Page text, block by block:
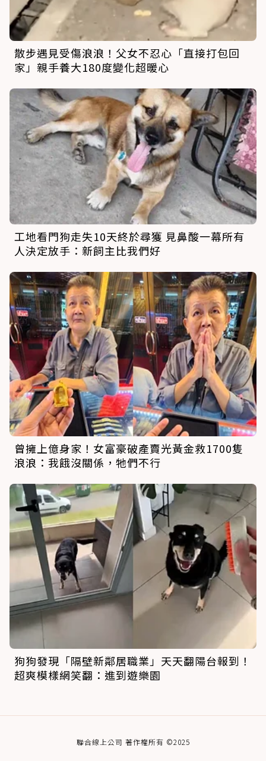
散步遇見受傷浪浪！父女不忍心「直接打包回
家」親手養大180度變化超暖心
工地看門狗走失10天終於尋獲 見鼻酸一幕所有
人決定放手：新飼主比我們好
曾擁上億身家！女富豪破產賣光黃金救1700隻
浪浪：我餓沒關係，牠們不行
狗狗發現「隔壁新鄰居職業」天天翻陽台報到！
超爽模樣網笑翻：進到遊樂園
聯合線上公司 著作權所有 ©2025